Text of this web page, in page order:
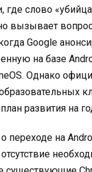
где слово
вызывает
Google
на базе
Однако
развития на
переходе на